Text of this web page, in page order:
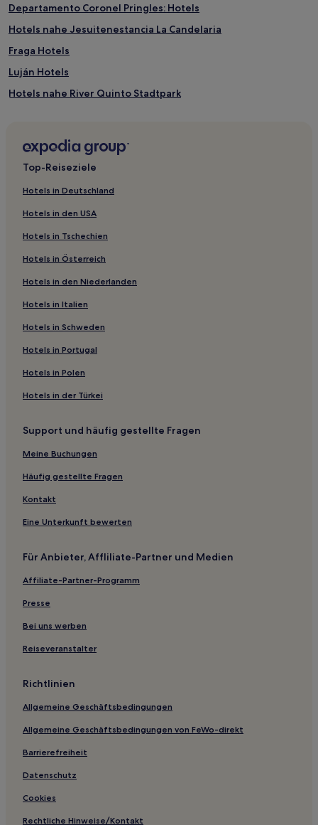
Departamento Coronel Pringles: Hotels
Hotels nahe Jesuitenestancia La Candelaria
Fraga Hotels
Luján Hotels
Hotels nahe River Quinto Stadtpark
Hotels nahe Park La Pedrera-Stadion
Departamento Ayacucho: Hotels
Tilisarao Hotels
San Luis Hotels
Cerro de Oro Hotels
El Rincón Hotels
Estancia Grande Hotels
San Francisco del Monte de Oro Hotels
Familien in San Luis
Hotels mit Pool in San Luis
Hotels mit inbegriffenem Frühstück in Merlo
Top-Reiseziele
Hotels in Deutschland
Hotels in den USA
Hotels in Tschechien
Hotels in Österreich
Hotels in den Niederlanden
Hotels in Italien
Hotels in Schweden
Hotels in Portugal
Hotels in Polen
Hotels in der Türkei
Support und häufig gestellte Fragen
Meine Buchungen
Häufig gestellte Fragen
Kontakt
Eine Unterkunft bewerten
Für Anbieter, Affliliate-Partner und Medien
Affiliate-Partner-Programm
Presse
Bei uns werben
Reiseveranstalter
Richtlinien
Allgemeine Geschäftsbedingungen
Allgemeine Geschäftsbedingungen von FeWo-direkt
Barrierefreiheit
Datenschutz
Cookies
Rechtliche Hinweise/Kontakt